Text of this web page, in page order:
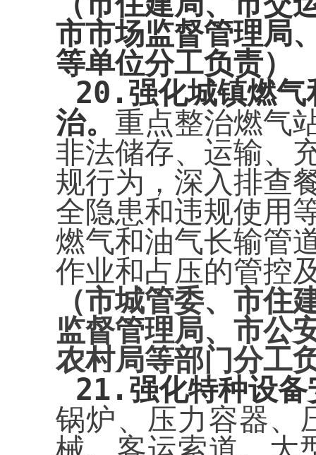
市市场监督管理局
等单位分工负责）
20. 强化城镇燃
治。 重点整治燃气
非法储存、运输、
规行为，深入排查
全隐患和违规使用
燃气和油气长输管
作业和占压的管控
（市城管委、市住
监督管理局、市公
农村局等部门分工
21. 强化特种设
锅炉、压力容器、